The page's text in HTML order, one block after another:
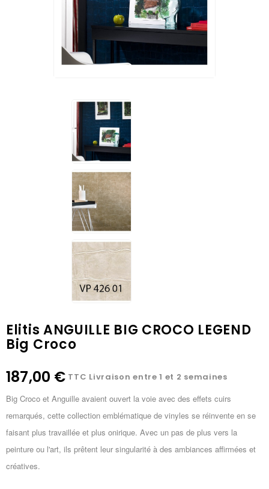
Elitis ANGUILLE BIG CROCO LEGEND
Big Croco
187,00 € TTC Livraison entre 1 et 2 semaines
Big Croco et Anguille avaient ouvert la voie avec des effets cuirs
remarqués, cette collection emblématique de vinyles se réinvente en se
faisant plus travaillée et plus onirique. Avec un pas de plus vers la
peinture ou l'art, ils prêtent leur singularité à des ambiances affirmées et
créatives.